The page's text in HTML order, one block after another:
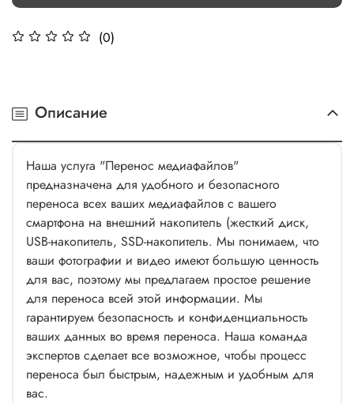
(0)
Описание
Наша услуга "Перенос медиафайлов"
предназначена для удобного и безопасного
переноса всех ваших медиафайлов с вашего
смартфона на внешний накопитель (жесткий диск,
USB-накопитель, SSD-накопитель. Мы понимаем, что
ваши фотографии и видео имеют большую ценность
для вас, поэтому мы предлагаем простое решение
для переноса всей этой информации. Мы
гарантируем безопасность и конфиденциальность
ваших данных во время переноса. Наша команда
экспертов сделает все возможное, чтобы процесс
переноса был быстрым, надежным и удобным для
вас.